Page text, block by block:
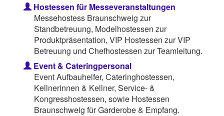
Hostessen für Messeveranstaltungen
Messehostess Braunschweig zur
Standbetreuung, Modelhostessen zur
Produktpräsentation, VIP Hostessen zur VIP
Betreuung und Chefhostessen zur Teamleitung.
Event & Cateringpersonal
Event Aufbauhelfer, Cateringhostessen,
Kellnerinnen & Kellner, Service- &
Kongresshostessen, sowie Hostessen
Braunschweig für Garderobe & Empfang.